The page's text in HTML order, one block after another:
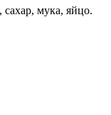
мука, яйцо.